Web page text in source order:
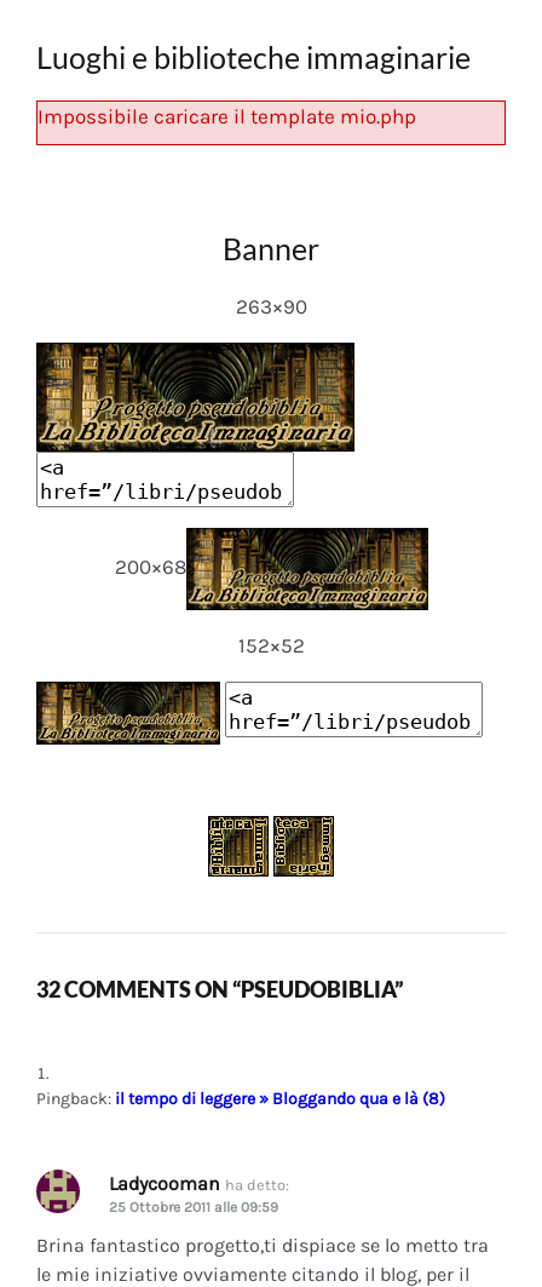
Luoghi e biblioteche immaginarie
Impossibile caricare il template mio.php
Banner
263×90
200×68
152×52
32 COMMENTS ON “PSEUDOBIBLIA”
Pingback: il tempo di leggere » Bloggando qua e là (8)
Ladycooman ha detto:
25 Ottobre 2011 alle 09:59
Brina fantastico progetto,ti dispiace se lo metto tra
le mie iniziative ovviamente citando il blog, per il